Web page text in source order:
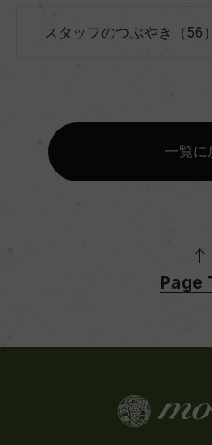
スタッフのつぶやき（56）
一覧に
Page